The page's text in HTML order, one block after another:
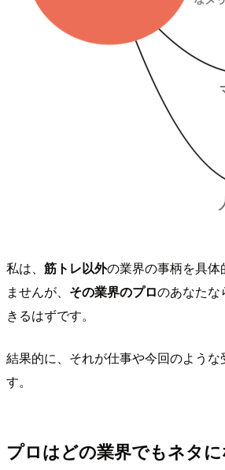
私は、 筋トレ以外の業界の事柄を具体
ませんが、 その業界のプロのあなたな
きるはずです。
結果的に、それが仕事や今回のような
す。
プロはどの業界でもネタ